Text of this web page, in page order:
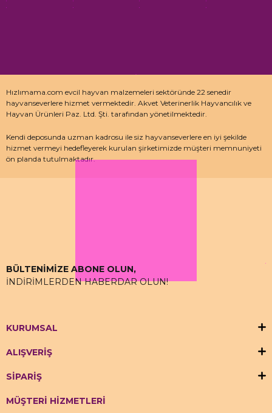
Hızlımama.com evcil hayvan malzemeleri sektöründe 22 senedir
hayvanseverlere hizmet vermektedir. Akvet Veterinerlik Hayvancılık ve
Hayvan Ürünleri Paz. Ltd. Şti. tarafından yönetilmektedir.
Kendi deposunda uzman kadrosu ile siz hayvanseverlere en iyi şekilde
hizmet vermeyi hedefleyerek kurulan şirketimizde müşteri memnuniyeti
ön planda tutulmaktadır.
BÜLTENİMİZE ABONE OLUN,
İNDİRİMLERDEN HABERDAR OLUN!
KURUMSAL
ALIŞVERİŞ
SİPARİŞ
MÜŞTERİ HİZMETLERİ